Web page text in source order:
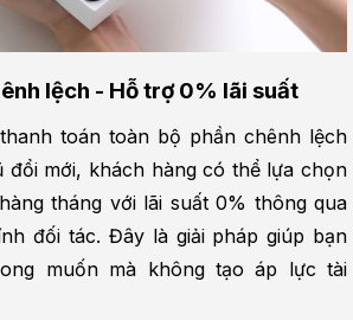
lệch - Hỗ trợ 0% lãi suất
toán toàn bộ phần chênh lệch
đổi mới, khách hàng có thể lựa chọn
tháng với lãi suất 0% thông qua
đối tác. Đây là giải pháp giúp bạn
muốn mà không tạo áp lực tài